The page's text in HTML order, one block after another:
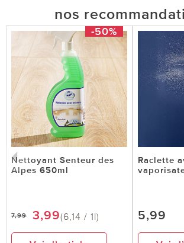
nos
-50%
Nettoyant Senteur des
Alpes 650ml
7,99 3,99(6,14 / 1l)
Raclette
5,99